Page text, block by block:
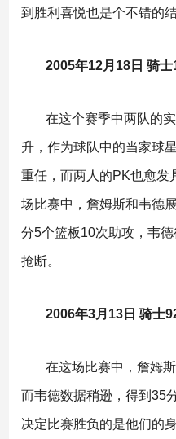
到胜利喜悦也是个不错的结
2005年12月18日 骑
在这个赛季中两队的
升，作为球队中的当家球
重任，而两人的PK也愈发
场比赛中，詹姆斯和韦德
分5个篮板10次助攻，韦
抢断。
2006年3月13日 骑士
在这场比赛中，詹姆
而韦德数据稍逊，得到35
决定比赛胜负的是他们的